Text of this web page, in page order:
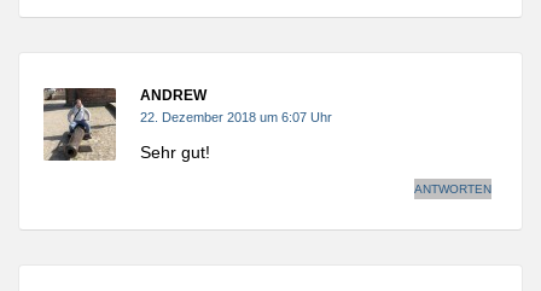
ANDREW
22. Dezember 2018 um 6:07 Uhr
Sehr gut!
ANTWORTEN